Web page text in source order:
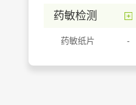
药敏检测
药敏纸片